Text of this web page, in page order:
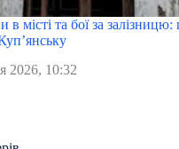
місті та бої за
2026, 10:32